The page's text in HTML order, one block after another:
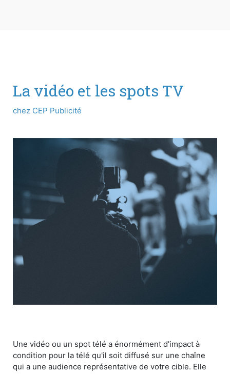
La vidéo et les spots TV
chez CEP Publicité
Une vidéo ou un spot télé a énormément d'impact à
condition pour la télé qu'il soit diffusé sur une chaîne
qui a une audience représentative de votre cible. Elle